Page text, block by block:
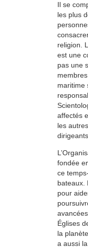
Il se
les plus
religion.
est une
pas une
maritime
affectés
les
fondée
ce
bateaux.
pour
Églises
la
a aussi